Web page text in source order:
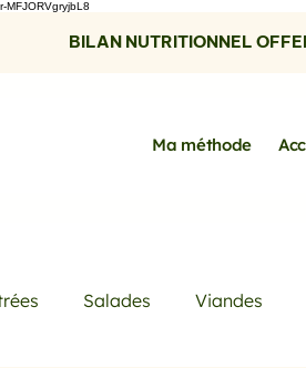
MFJORVgryjbL8
BILAN NUTRITIONNEL
Ma méthode
Salades Viandes